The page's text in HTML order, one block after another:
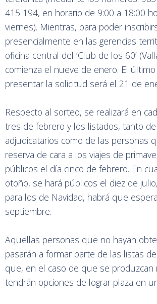
415 194, en horario de 9:00 a 18:00
viernes). Mientras, para poder
presencialmente en las gerencias
oficina central del ‘Club de los 60’
comienza el nueve de enero. El
presentar la solicitud será el 21 de
Respecto al sorteo, se realizará en
tres de febrero y los listados, tanto
adjudicatarios como de las personas
reserva de cara a los viajes de
públicos el día cinco de febrero. En
otoño, se hará públicos el diez de
para los de Navidad, habrá que
septiembre.
Aquellas personas que no hayan
pasarán a formar parte de las listas
que, en el caso de que se produzcan
tendrán opciones de lograr plaza en